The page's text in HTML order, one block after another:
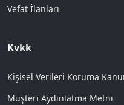
Vefat İlanları
Kvkk
Kişisel Verileri Koruma
Müşteri Aydınlatma Metni